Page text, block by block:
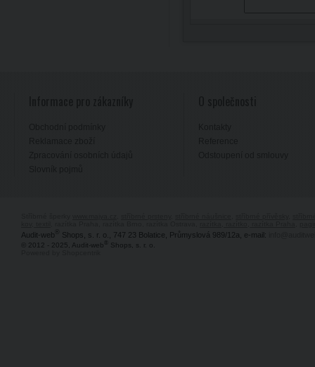
Audit-web Shops, s. r. o., 747 23 Bolatice, Průmyslová 989/12a, e-mail:
© 2012 - 2025, Audit-web
Shops, s. r. o.